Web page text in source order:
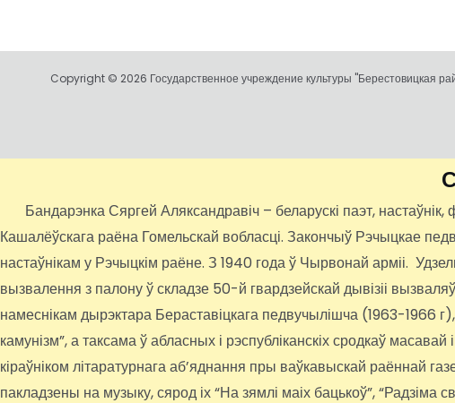
Copyright © 2026 Государственное учреждение культуры "Берестовицкая
Бандарэнка Сяргей Аляксандравіч – беларускі паэт,
Кашалёўскага раёна Гомельскай вобласці. Закончыў Рэчыцкае
настаўнікам у Рэчыцкім раёне. З 1940 года ў Чырвонай арміі.
вызвалення з палону ў складзе 50-й гвардзейскай дывізіі
намеснікам дырэктара Бераставіцкага педвучылішча (1963-1966
камунізм”, а таксама ў абласных і рэспубліканскіх сродкаў
кіраўніком літаратурнага аб’яднання пры ваўкавыскай раённай
пакладзены на музыку, сярод іх “На зямлі маіх бацькоў”, “Радзіма